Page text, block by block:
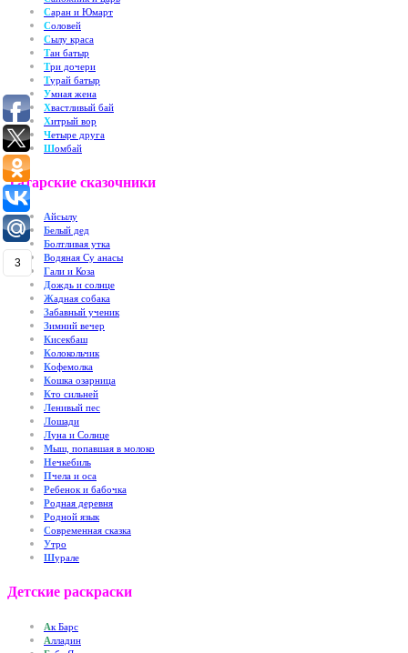
Саран и Юмарт
Соловей
Сылу краса
Тан батыр
Три дочери
Турай батыр
Умная жена
Хвастливый бай
Хитрый вор
Четыре друга
Шомбай
Татарские сказочники
Айсылу
Белый дед
Болтливая утка
Водяная Су анасы
Гали и Коза
Дождь и солнце
Жадная собака
Забавный ученик
Зимний вечер
Кисекбаш
Колокольчик
Кофемолка
Кошка озарница
Кто сильней
Ленивый пес
Лошади
Луна и Солнце
Мыш, попавшая в молоко
Нечкебиль
Пчела и оса
Ребенок и бабочка
Родная деревня
Родной язык
Современная сказка
Утро
Шурале
Детские раскраски
Ак Барс
Алладин
3